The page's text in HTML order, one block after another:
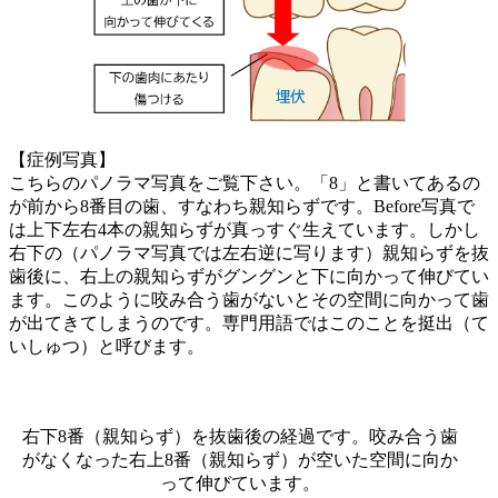
【症例写真】
こちらのパノラマ写真をご覧下さい。「8」と書いてあるの
が前から8番目の歯、すなわち親知らずです。Before写真で
は上下左右4本の親知らずが真っすぐ生えています。しかし
右下の（パノラマ写真では左右逆に写ります）親知らずを抜
歯後に、右上の親知らずがグングンと下に向かって伸びてい
ます。このように咬み合う歯がないとその空間に向かって歯
が出てきてしまうのです。専門用語ではこのことを挺出（て
いしゅつ）と呼びます。
右下8番（親知らず）を抜歯後の経過です。咬み合う歯
がなくなった右上8番（親知らず）が空いた空間に向か
って伸びています。